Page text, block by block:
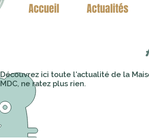
Accueil Actualités
Découvrez ici toute l'actualité de la
MDC, ne ratez plus rien.